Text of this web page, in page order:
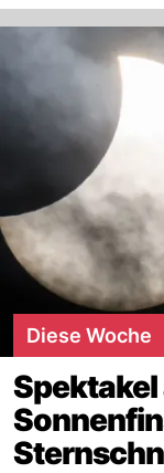
Diese Woche
Spektakel